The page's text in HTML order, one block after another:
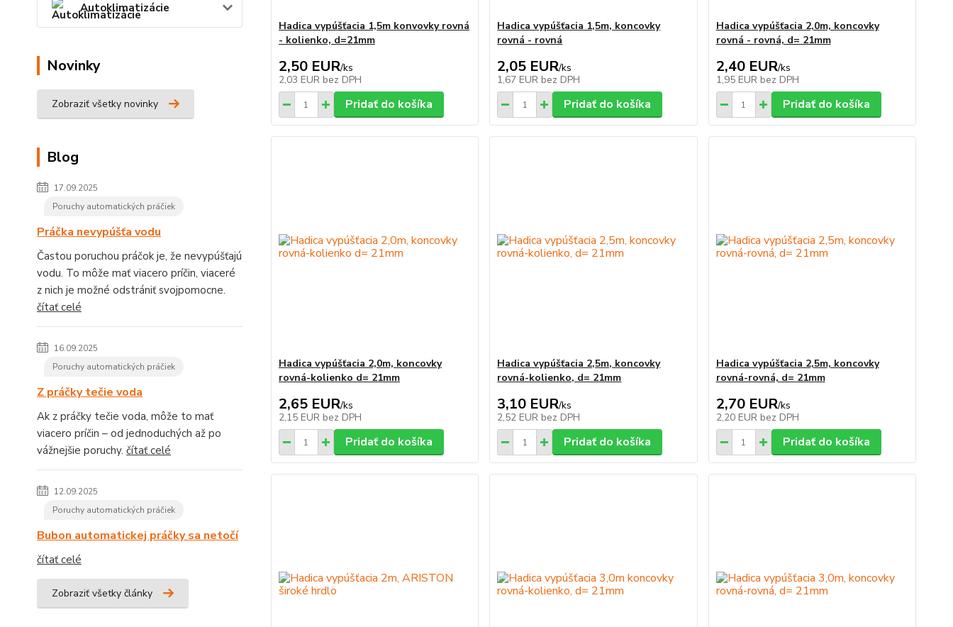
Autoklimatizácie
Novinky
Zobraziť všetky novinky
Blog
17.09.2025
Poruchy automatických práčiek
Práčka nevypúšťa vodu
Častou poruchou práčok je, že nevypúšťajú
vodu. To môže mať viacero príčin, viaceré
z nich je možné odstrániť svojpomocne.
čítať celé
16.09.2025
Poruchy automatických práčiek
Z práčky tečie voda
Ak z práčky tečie voda, môže to mať
viacero príčin – od jednoduchých až po
vážnejšie poruchy. čítať celé
12.09.2025
Poruchy automatických práčiek
Bubon automatickej práčky sa netočí
čítať celé
Zobraziť všetky články
Hadica vypúšťacia 1,5m konvovky rovná
- kolienko, d=21mm
2,50 EUR/ks
2,03 EUR bez DPH
Pridať do košíka
Hadica vypúšťacia 1,5m, koncovky
rovná - rovná
2,05 EUR/ks
1,67 EUR bez DPH
Pridať do košíka
Hadica vypúšťacia 2,0m, koncovky
rovná - rovná, d= 21mm
2,40 EUR/ks
1,95 EUR bez DPH
Pridať do košíka
Hadica vypúšťacia 2,0m, koncovky
rovná-kolienko d= 21mm
2,65 EUR/ks
2,15 EUR bez DPH
Pridať do košíka
Hadica vypúšťacia 2,5m, koncovky
rovná-kolienko, d= 21mm
3,10 EUR/ks
2,52 EUR bez DPH
Pridať do košíka
Hadica vypúšťacia 2,5m, koncovky
rovná-rovná, d= 21mm
2,70 EUR/ks
2,20 EUR bez DPH
Pridať do košíka